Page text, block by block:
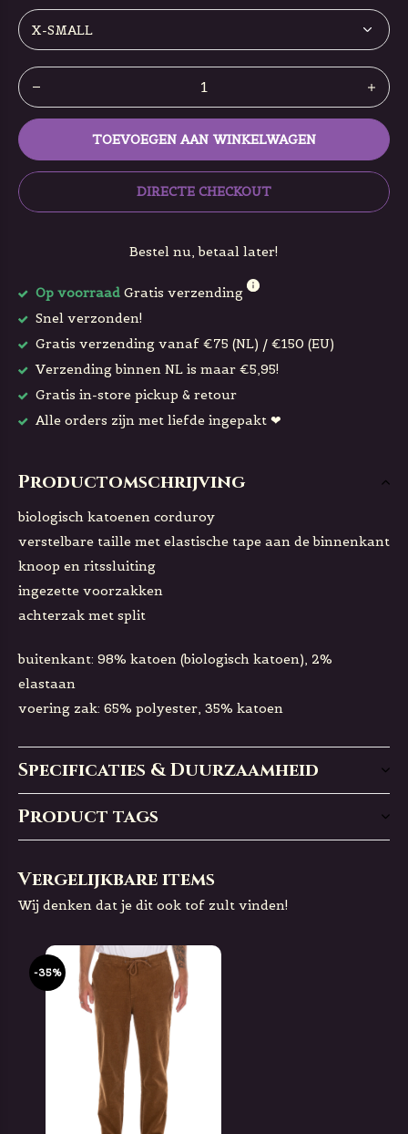
TOEVOEGEN AAN WINKELWAGEN
DIRECTE CHECKOUT
Bestel nu, betaal later!
Op voorraad Gratis verzending
Snel verzonden!
Gratis verzending vanaf €75 (NL) / €150 (EU)
Verzending binnen NL is maar €5,95!
Gratis in-store pickup & retour
Alle orders zijn met liefde ingepakt ❤
Productomschrijving
biologisch katoenen corduroy
verstelbare taille met elastische tape aan de binnenkant
knoop en ritssluiting
ingezette voorzakken
achterzak met split
buitenkant: 98% katoen (biologisch katoen), 2%
elastaan
voering zak: 65% polyester, 35% katoen
Specificaties & Duurzaamheid
Product tags
Vergelijkbare items
Wij denken dat je dit ook tof zult vinden!
-35%